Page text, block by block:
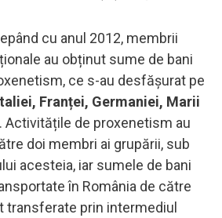
cu anul 2012, membrii
au obținut sume de bani
ce s-au desfășurat pe
Franței, Germaniei, Marii
. Activitățile de proxenetism au
doi membri ai grupării, sub
acesteia, iar sumele de bani
în România de către
transferate prin intermediul